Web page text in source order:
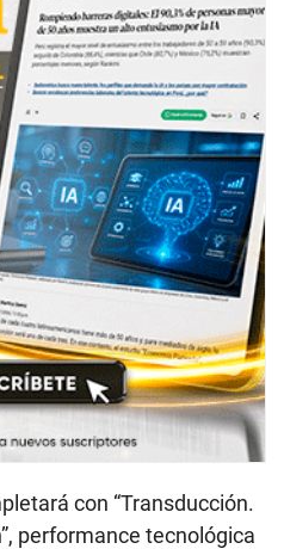
con “Transducción.
performance tecnológica